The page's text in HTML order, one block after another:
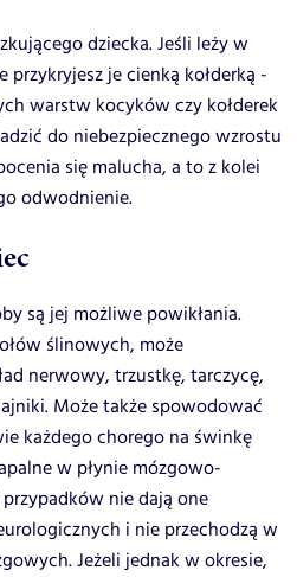
dziecka. Jeśli leży w
przykryjesz je cienką kołderką -
warstw kocyków czy kołderek
do niebezpiecznego wzrostu
się malucha, a to z kolei
odwodnienie.
są jej możliwe powikłania.
ślinowych, może
nerwowy, trzustkę, tarczycę,
Może także spowodować
każdego chorego na świnkę
w płynie mózgowo-
nie dają one
i nie przechodzą w
Jeżeli jednak w okresie,